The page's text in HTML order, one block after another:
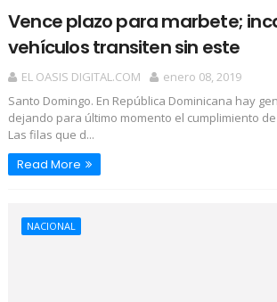
Vence plazo para marbete;
vehículos transiten sin este
EL OASIS DIGITAL.COM
enero 08, 2019
Santo Domingo. En República Dominicana hay
dejando para último momento el cumplimiento
Las filas que d...
Read More
NACIONAL